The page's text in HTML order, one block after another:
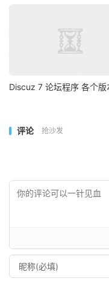
Discuz 7 论坛程序 各个版
评论 抢沙发